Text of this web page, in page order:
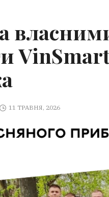
11 ТРАВНЯ, 2026